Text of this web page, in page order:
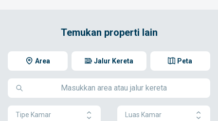
Temukan properti lain
Area Peta
Jalur Kereta
Tipe Kamar Luas Kamar